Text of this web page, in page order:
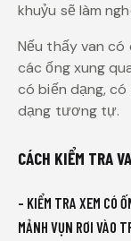
khuỷu sẽ làm
Nếu thấy van có
các ống xung
có biến dạng,
dạng tương tự.
CÁCH KIỂM TRA
– KIỂM TRA XEM CÓ
MẢNH VỤN RƠI VÀO